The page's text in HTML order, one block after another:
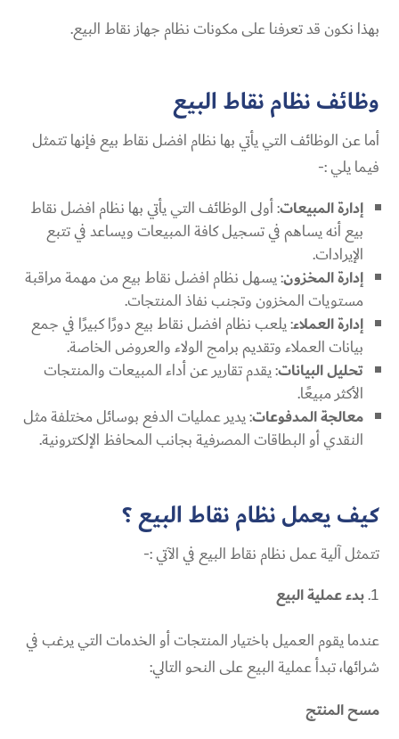
بهذا نكون قد تعرفنا على مكونات نظام جهاز نقاط البيع.
وظائف نظام نقاط البيع
أما عن الوظائف التي يأتي بها نظام افضل نقاط بيع فإنها تتمثل
فيما يلي :-
إدارة المبيعات: أولى الوظائف التي يأتي بها نظام افضل نقاط
بيع أنه يساهم في تسجيل كافة المبيعات ويساعد في تتبع
الإيرادات.
إدارة المخزون: يسهل نظام افضل نقاط بيع من مهمة مراقبة
مستويات المخزون وتجنب نفاذ المنتجات.
إدارة العملاء: يلعب نظام افضل نقاط بيع دورًا كبيرًا في جمع
بيانات العملاء وتقديم برامج الولاء والعروض الخاصة.
تحليل البيانات: يقدم تقارير عن أداء المبيعات والمنتجات
الأكثر مبيعًا.
معالجة المدفوعات: يدير عمليات الدفع بوسائل مختلفة مثل
النقدي أو البطاقات المصرفية بجانب المحافظ الإلكترونية.
كيف يعمل نظام نقاط البيع ؟
تتمثل آلية عمل نظام نقاط البيع في الآتي :-
بدء عملية البيع
عندما يقوم العميل باختيار المنتجات أو الخدمات التي يرغب في
شرائها، تبدأ عملية البيع على النحو التالي:
مسح المنتج